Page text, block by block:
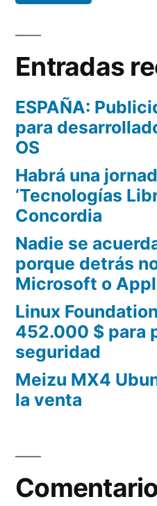
Entradas
ESPAÑA:
para
OS
Habrá una
‘Tecnologías
Concordia
Nadie se
porque detrás
Microsoft o
Linux
452.000 $ para
seguridad
Meizu MX4
la venta